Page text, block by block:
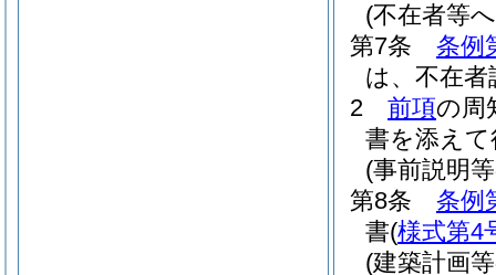
(不在者等
第7条
条例
は、不在者
2
前項の周
書を添え
(事前説明
第8条
条例
書(様式第4
(建築計画